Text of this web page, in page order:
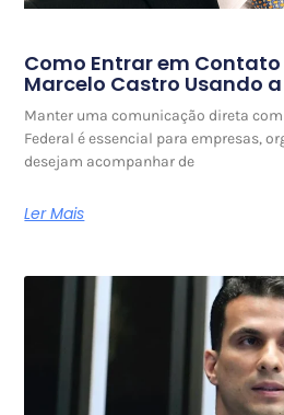
Como Entrar em
Marcelo Castro Usando a
Manter uma comunicação direta
Federal é essencial para empresas,
desejam acompanhar de
Ler Mais